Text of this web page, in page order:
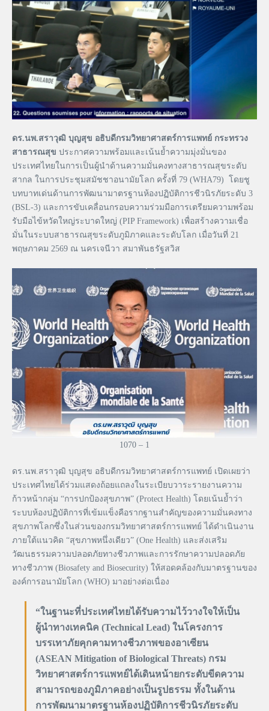
ดร.นพ.สราวุฒิ บุญสุข อธิบดีกรมวิทยาศาสตร์การแพทย์ กระทรวง
สาธารณสุข ประกาศความพร้อมและเน้นย้ำความมุ่งมั่นของ
ประเทศไทยในการเป็นผู้นำด้านความมั่นคงทางสาธารณสุขระดับ
สากล ในการประชุมสมัชชาอนามัยโลก ครั้งที่ 79 (WHA79) โดยชู
บทบาทเด่นด้านการพัฒนามาตรฐานห้องปฏิบัติการชีวนิรภัยระดับ 3
(BSL-3) และการขับเคลื่อนกรอบความร่วมมือการเตรียมความพร้อม
รับมือไข้หวัดใหญ่ระบาดใหญ่ (PIP Framework) เพื่อสร้างความเชื่อ
มั่นในระบบสาธารณสุขระดับภูมิภาคและระดับโลก เมื่อวันที่ 21
พฤษภาคม 2569 ณ นครเจนีวา สมาพันธรัฐสวิส
1070 – 1
ดร.นพ.สราวุฒิ บุญสุข อธิบดีกรมวิทยาศาสตร์การแพทย์ เปิดเผยว่า
ประเทศไทยได้ร่วมแสดงถ้อยแถลงในระเบียบวาระรายงานความ
ก้าวหน้ากลุ่ม “การปกป้องสุขภาพ” (Protect Health) โดยเน้นย้ำว่า
ระบบห้องปฏิบัติการที่เข้มแข็งคือรากฐานสำคัญของความมั่นคงทาง
สุขภาพโลกซึ่งในส่วนของกรมวิทยาศาสตร์การแพทย์ ได้ดำเนินงาน
ภายใต้แนวคิด “สุขภาพหนึ่งเดียว” (One Health) และส่งเสริม
วัฒนธรรมความปลอดภัยทางชีวภาพและการรักษาความปลอดภัย
ทางชีวภาพ (Biosafety and Biosecurity) ให้สอดคล้องกับมาตรฐานของ
องค์การอนามัยโลก (WHO) มาอย่างต่อเนื่อง
“ในฐานะที่ประเทศไทยได้รับความไว้วางใจให้เป็น
ผู้นำทางเทคนิค (Technical Lead) ในโครงการ
บรรเทาภัยคุกคามทางชีวภาพของอาเซียน
(ASEAN Mitigation of Biological Threats) กรม
วิทยาศาสตร์การแพทย์ได้เดินหน้ายกระดับขีดความ
สามารถของภูมิภาคอย่างเป็นรูปธรรม ทั้งในด้าน
การพัฒนามาตรฐานห้องปฏิบัติการชีวนิรภัยระดับ